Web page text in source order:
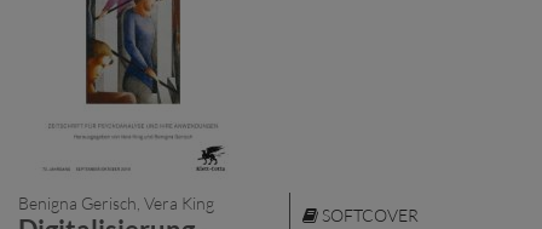
Benigna Gerisch, Vera King
SOFTCOVER